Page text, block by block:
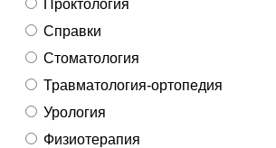
Проктология
Справки
Стоматология
Травматология-ортопедия
Урология
Физиотерапия